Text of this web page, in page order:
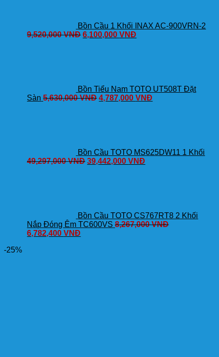
Bồn Cầu 1 Khối INAX AC-900VRN-2
9,520,000VNĐ 6,100,000VNĐ
Bồn Tiểu Nam TOTO UT508T Đặt
Sàn 5,630,000VNĐ 4,787,000VNĐ
Bồn Cầu TOTO MS625DW11 1 Khối
49,297,000VNĐ 39,442,000VNĐ
Bồn Cầu TOTO CS767RT8 2 Khối
Nắp Đóng Êm TC600VS 8,267,000VNĐ
6,782,400VNĐ
-25%